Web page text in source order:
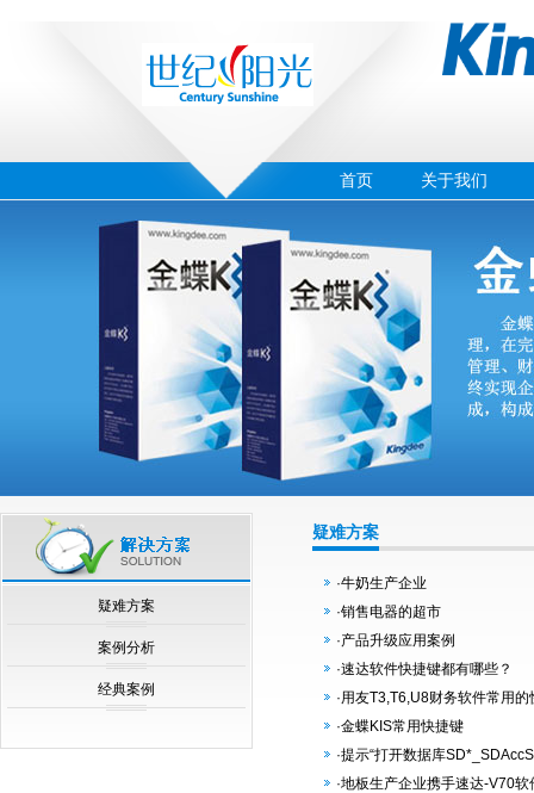
首页 关于我们
02
疑难方案
案例分析
经典案例
疑难方案
·牛奶生产企业
·销售电器的超市
·产品升级应用案例
·速达软件快捷键都有哪些？
·用友T3,T6,U8财务软件常用
·金蝶KIS常用快捷键
·提示“打开数据库
·地板生产企业携手速达-V70